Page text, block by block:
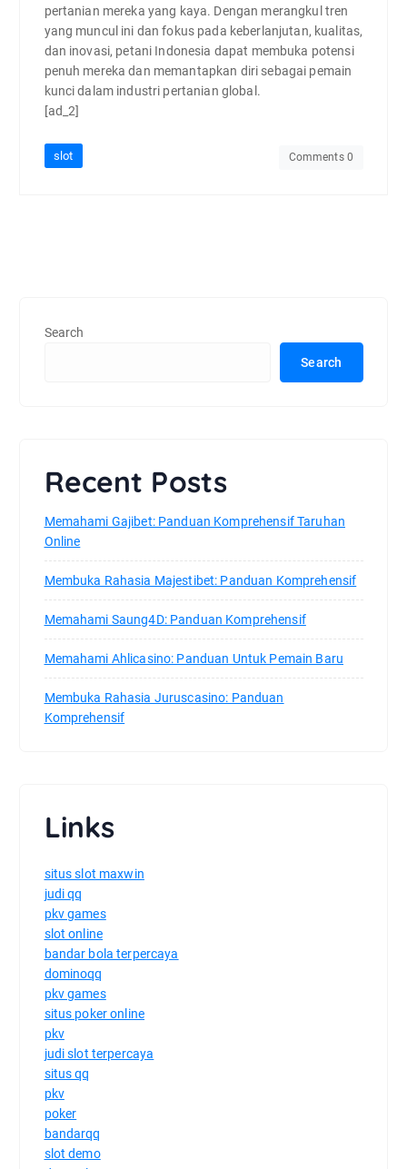
pertanian mereka yang kaya. Dengan merangkul tren
yang muncul ini dan fokus pada keberlanjutan, kualitas,
dan inovasi, petani Indonesia dapat membuka potensi
penuh mereka dan memantapkan diri sebagai pemain
kunci dalam industri pertanian global.
[ad_2]
slot Comments 0
Search
Search
Recent Posts
Memahami Gajibet: Panduan Komprehensif Taruhan
Online
Membuka Rahasia Majestibet: Panduan Komprehensif
Memahami Saung4D: Panduan Komprehensif
Memahami Ahlicasino: Panduan Untuk Pemain Baru
Membuka Rahasia Juruscasino: Panduan
Komprehensif
Links
situs slot maxwin
judi qq
pkv games
slot online
bandar bola terpercaya
dominoqq
pkv games
situs poker online
pkv
judi slot terpercaya
situs qq
pkv
poker
bandarqq
slot demo